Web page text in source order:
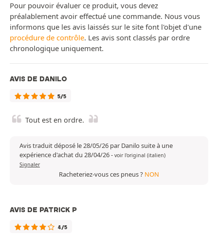
Pour pouvoir évaluer ce produit, vous devez
préalablement avoir effectué une commande. Nous vous
informons que les avis laissés sur le site font l'objet d'une
procédure de contrôle. Les avis sont classés par ordre
chronologique uniquement.
AVIS DE DANILO
5/5
Tout est en ordre.
Avis traduit déposé le 28/05/26 par Danilo suite à une
expérience d'achat du 28/04/26- voir l'original (italien)
Signaler
Racheteriez-vous ces pneus ? NON
AVIS DE PATRICK P
4/5